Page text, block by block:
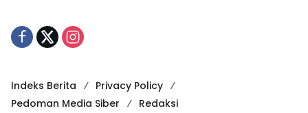
Indeks Berita
Privacy Policy
Pedoman Media Siber
Redaksi